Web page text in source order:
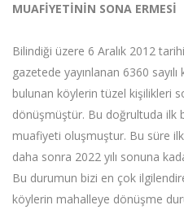
MUAFİYETİNİN SONA ERMESİ
Bilindiği üzere 6 Aralık 2012
gazetede yayınlanan 6360
bulunan köylerin tüzel kişilikleri
dönüşmüştür. Bu doğrultuda ilk
muafiyeti oluşmuştur. Bu süre
daha sonra 2022 yılı sonuna
Bu durumun bizi en çok
köylerin mahalleye dönüşme